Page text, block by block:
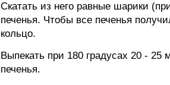
Скатать из него равные шарики
печенья. Чтобы все печенья
кольцо.
Выпекать при 180 градусах 20 - 25
печенья.